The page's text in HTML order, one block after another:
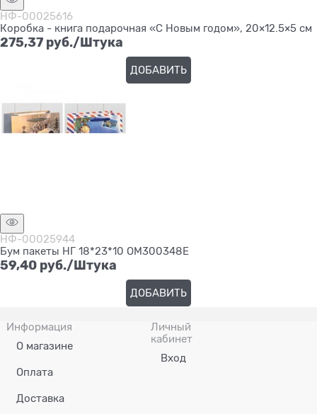
НФ-00025616
Коробка - книга подарочная «С Новым годом», 20×12.5×5 см
275,37 руб./Штука
ДОБАВИТЬ
НФ-00025944
Бум пакеты НГ 18*23*10 ОМ300348Е
59,40 руб./Штука
ДОБАВИТЬ
Информация
О магазине
Оплата
Доставка
Личный
кабинет
Вход